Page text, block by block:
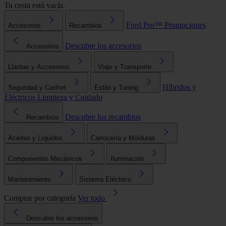
Tu cesta está vacía.
Accesorios Recambios Ford Pro™ Promociones
Accesorios Descubre los accesorios
Llantas y Accesorios Viaje y Transporte
Seguridad y Confort Estilo y Tuning
Híbridos y
Eléctricos Limpieza y Cuidado
Recambios Descubre los recambios
Aceites y Líquidos Carrocería y Molduras
Componentes Mecánicos Iluminación
Mantenimiento Sistema Eléctrico
Comprar por categoría Ver todo
Descubre los accesorios